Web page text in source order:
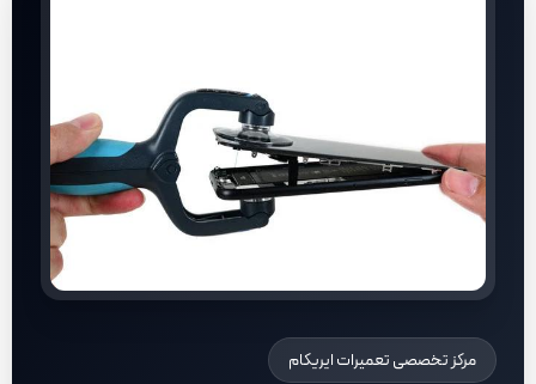
مرکز تخصصی تعمیرات ایریکام